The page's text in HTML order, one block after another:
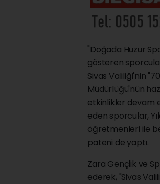
"Doğada Huzur
gösteren
Sivas Valiliği'nin
Müdürlüğü'nün
etkinlikler devam
eden sporcular,
öğretmenleri ile
pateni de yaptı.
Zara Gençlik ve
ederek, "Sivas